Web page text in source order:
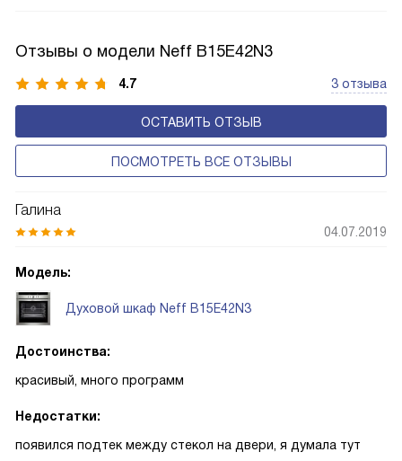
таймер (со звуковым сигналом, без него или
с отключением). Технология EasyClock упрощает
эксплуатацию прибора.
Отзывы о модели Neff B15E42N3
4.7 3 отзыва
ОСТАВИТЬ ОТЗЫВ
ПОСМОТРЕТЬ ВСЕ ОТЗЫВЫ
Галина
04.07.2019
Модель:
Духовой шкаф Neff B15E42N3
Достоинства:
красивый, много программ
Недостатки:
появился подтек между стекол на двери, я думала тут